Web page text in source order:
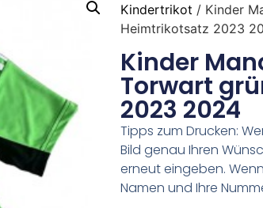
Kindertrikot / Kinder
Heimtrikotsatz 2023
Kinder
Torwart
2023 2024
Tipps zum Drucken:
Bild genau Ihren
erneut eingeben.
Namen und Ihre